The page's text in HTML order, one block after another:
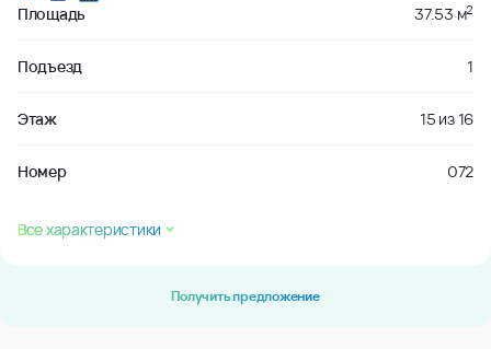
Площадь 37.53 м2
Подъезд 1
Этаж 15 из16
Номер 072
Все характеристики
Получить предложение